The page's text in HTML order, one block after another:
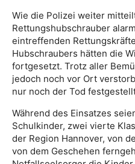
Wie die Polizei weiter
Rettungshubschrauber
eintreffenden
Hubschraubers hätten die
fortgesetzt. Trotz aller
jedoch noch vor Ort
nur noch der Tod
Während des Einsatzes
Schulkinder, zwei vierte
der Region Hannover, von
von dem Geschehen